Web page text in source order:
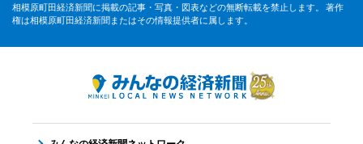
相模原町田経済新聞に掲載の記事・写真・図表などの無断転載を禁止します。 著作
権は相模原町田経済新聞またはその情報提供者に属します。